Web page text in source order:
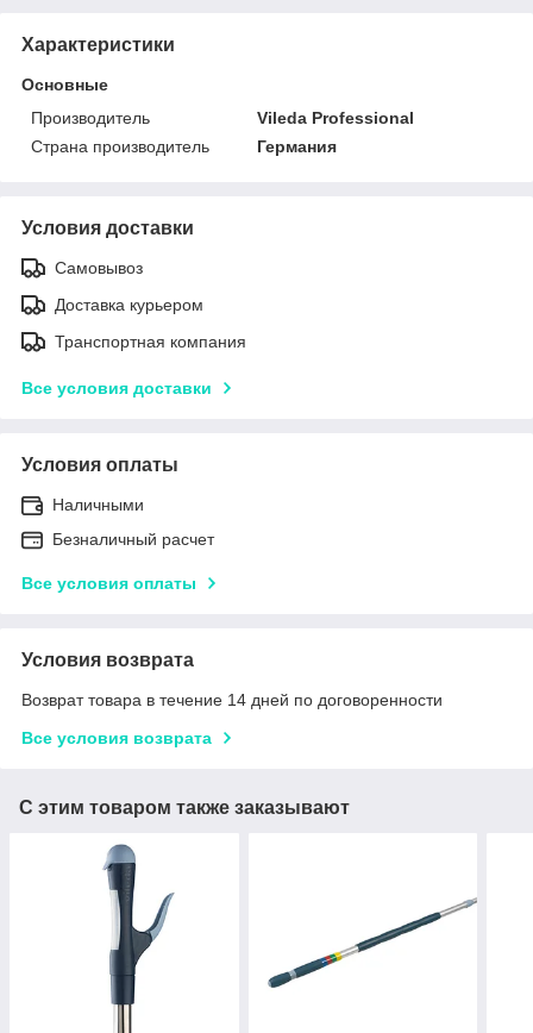
Характеристики
Основные
Производитель
Vileda Professional
Страна производитель
Германия
Условия доставки
Самовывоз
Доставка курьером
Транспортная компания
Все условия доставки
Условия оплаты
Наличными
Безналичный расчет
Все условия оплаты
Условия возврата
Возврат товара в течение 14 дней по договоренности
Все условия возврата
С этим товаром также заказывают